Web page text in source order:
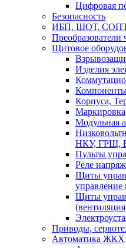
Цифровая
Безопасность
ИБП, ШОТ,
Щитовое
Изделия
Корпуса,
Маркировка
Модульная
НКУ, ГРЩ,
Пульты
Реле
Щиты
Щиты
Приводы,
Автоматика ЖКХ